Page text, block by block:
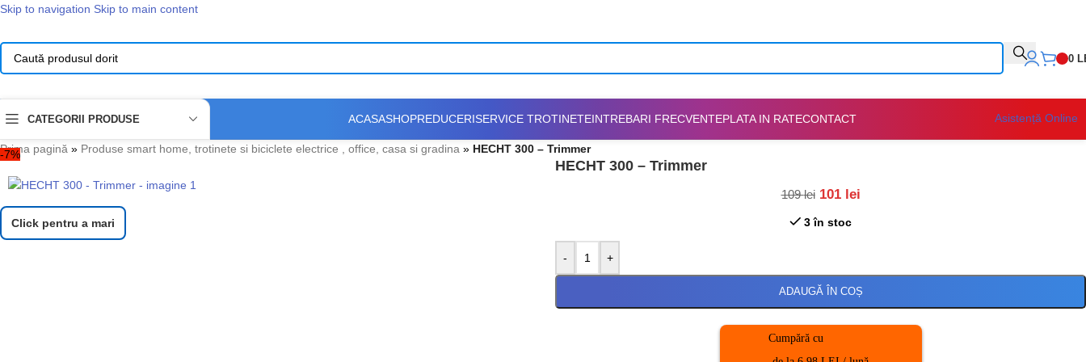
Skip to navigation Skip to main content
0
CATEGORII PRODUSE ACASASHOPREDUCERISERVICE TROTINETEINTREBARI FRECVENTEPLATA IN RATECONTACT Asistență Online
Prima pagină » Produse smart home, trotinete si biciclete electrice , office, casa si gradina » HECHT 300 – Trimmer
-7%
Click pentru a mari
HECHT 300 – Trimmer
109lei 101 lei
3 în stoc
- +
ADAUGĂ ÎN COȘ
Cumpără cu